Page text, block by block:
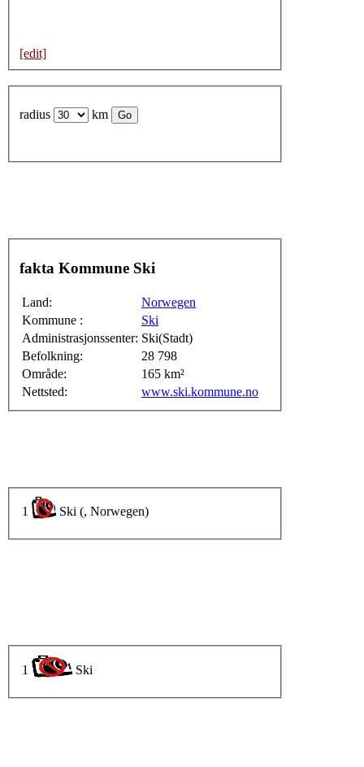
[edit]
radius km
fakta Kommune Ski
Land:
Norwegen
Kommune :
Ski
Administrasjonssenter: Ski(Stadt)
Befolkning:
28 798
Område:
165 km²
Nettsted:
www.ski.kommune.no
1 Ski (, Norwegen)
1 Ski